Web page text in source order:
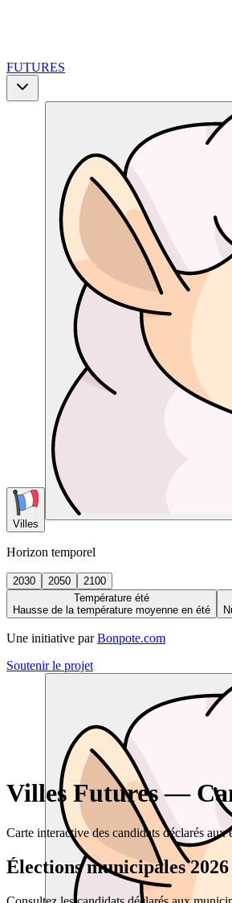
FUTURES
Villes
Horizon temporel
2030 2050
2100
Température été
Hausse de la température moyenne en été
Une initiative par Bonpote.com
Soutenir le projet
Villes Futures —
Carte interactive des candidats déclarés
Élections municipales 2026